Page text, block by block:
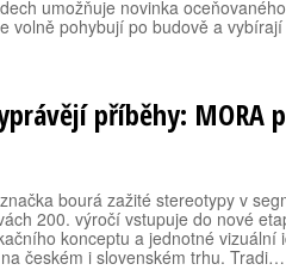
umožňuje novinka
volně pohybují po budově a
příběhy: MORA
bourá zažité stereotypy v
200. výročí vstupuje do nové
konceptu a jednotné vizuální
českém i slovenském trhu. Tradi…